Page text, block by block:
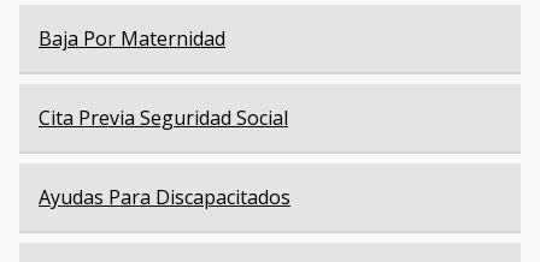
Baja Por Maternidad
Cita Previa Seguridad Social
Ayudas Para Discapacitados